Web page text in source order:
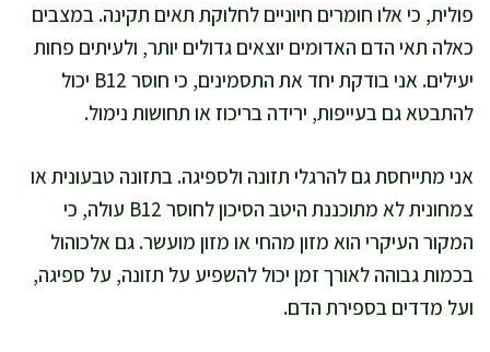
פולית, כי אלו חומרים חיוניים לחלוקת תאים תקינה. במצבים
כאלה תאי הדם האדומים יוצאים גדולים יותר, ולעיתים פחות
יעילים. אני בודקת יחד את התסמינים, כי חוסר B12 יכול
להתבטא גם בעייפות, ירידה בריכוז או תחושות נימול.
אני מתייחסת גם להרגלי תזונה ולספיגה. בתזונה טבעונית או
צמחונית לא מתוכננת היטב הסיכון לחוסר B12 עולה, כי
המקור העיקרי הוא מזון מהחי או מזון מועשר. גם אלכוהול
בכמות גבוהה לאורך זמן יכול להשפיע על תזונה, על ספיגה,
ועל מדדים בספירת הדם.